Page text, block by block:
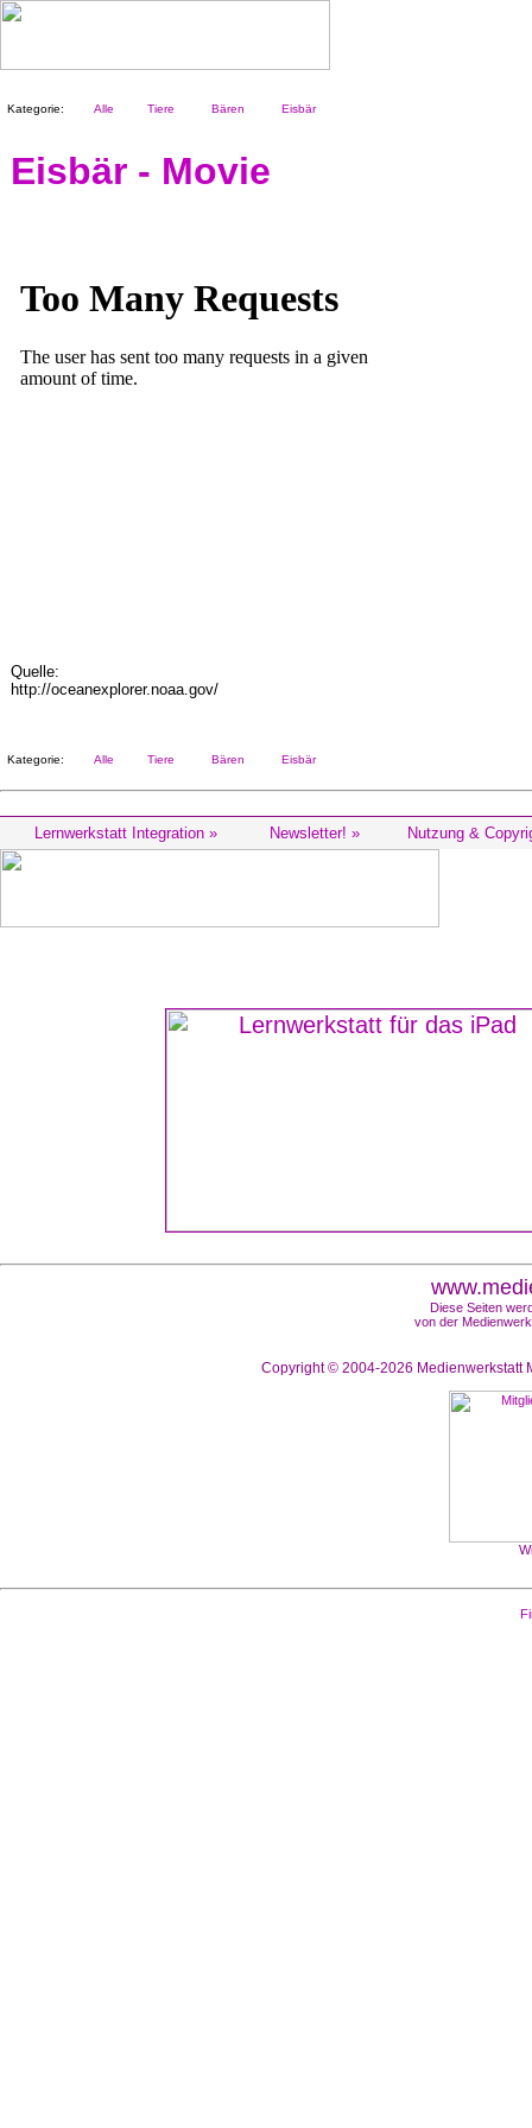
Kategorie: Alle Tiere Bären Eisbär
Eisbär - Movie
Quelle:
http://oceanexplorer.noaa.gov/
Kategorie: Alle Tiere Bären Eisbär
Lernwerkstatt Integration » Newsletter! » Nutzung &
Diese Seiten
von der
Copyright © 2004-2026 Medienwerkstatt